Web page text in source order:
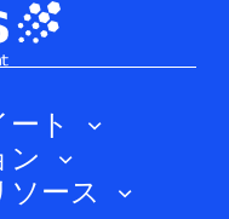
ト
ル
ー
ン
ソース